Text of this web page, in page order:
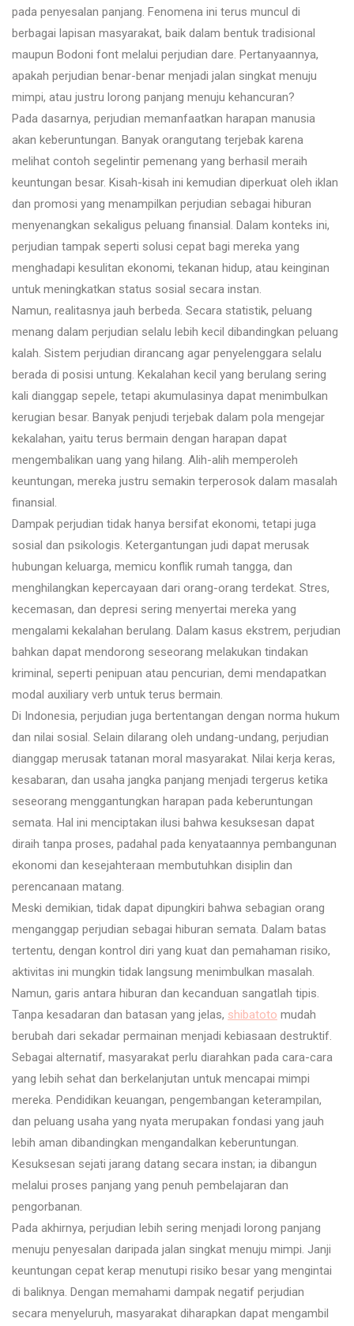
pada penyesalan panjang. Fenomena ini terus muncul di
berbagai lapisan masyarakat, baik dalam bentuk tradisional
maupun Bodoni font melalui perjudian dare. Pertanyaannya,
apakah perjudian benar-benar menjadi jalan singkat menuju
mimpi, atau justru lorong panjang menuju kehancuran?
Pada dasarnya, perjudian memanfaatkan harapan manusia
akan keberuntungan. Banyak orangutang terjebak karena
melihat contoh segelintir pemenang yang berhasil meraih
keuntungan besar. Kisah-kisah ini kemudian diperkuat oleh iklan
dan promosi yang menampilkan perjudian sebagai hiburan
menyenangkan sekaligus peluang finansial. Dalam konteks ini,
perjudian tampak seperti solusi cepat bagi mereka yang
menghadapi kesulitan ekonomi, tekanan hidup, atau keinginan
untuk meningkatkan status sosial secara instan.
Namun, realitasnya jauh berbeda. Secara statistik, peluang
menang dalam perjudian selalu lebih kecil dibandingkan peluang
kalah. Sistem perjudian dirancang agar penyelenggara selalu
berada di posisi untung. Kekalahan kecil yang berulang sering
kali dianggap sepele, tetapi akumulasinya dapat menimbulkan
kerugian besar. Banyak penjudi terjebak dalam pola mengejar
kekalahan, yaitu terus bermain dengan harapan dapat
mengembalikan uang yang hilang. Alih-alih memperoleh
keuntungan, mereka justru semakin terperosok dalam masalah
finansial.
Dampak perjudian tidak hanya bersifat ekonomi, tetapi juga
sosial dan psikologis. Ketergantungan judi dapat merusak
hubungan keluarga, memicu konflik rumah tangga, dan
menghilangkan kepercayaan dari orang-orang terdekat. Stres,
kecemasan, dan depresi sering menyertai mereka yang
mengalami kekalahan berulang. Dalam kasus ekstrem, perjudian
bahkan dapat mendorong seseorang melakukan tindakan
kriminal, seperti penipuan atau pencurian, demi mendapatkan
modal auxiliary verb untuk terus bermain.
Di Indonesia, perjudian juga bertentangan dengan norma hukum
dan nilai sosial. Selain dilarang oleh undang-undang, perjudian
dianggap merusak tatanan moral masyarakat. Nilai kerja keras,
kesabaran, dan usaha jangka panjang menjadi tergerus ketika
seseorang menggantungkan harapan pada keberuntungan
semata. Hal ini menciptakan ilusi bahwa kesuksesan dapat
diraih tanpa proses, padahal pada kenyataannya pembangunan
ekonomi dan kesejahteraan membutuhkan disiplin dan
perencanaan matang.
Meski demikian, tidak dapat dipungkiri bahwa sebagian orang
menganggap perjudian sebagai hiburan semata. Dalam batas
tertentu, dengan kontrol diri yang kuat dan pemahaman risiko,
aktivitas ini mungkin tidak langsung menimbulkan masalah.
Namun, garis antara hiburan dan kecanduan sangatlah tipis.
Tanpa kesadaran dan batasan yang jelas, shibatoto mudah
berubah dari sekadar permainan menjadi kebiasaan destruktif.
Sebagai alternatif, masyarakat perlu diarahkan pada cara-cara
yang lebih sehat dan berkelanjutan untuk mencapai mimpi
mereka. Pendidikan keuangan, pengembangan keterampilan,
dan peluang usaha yang nyata merupakan fondasi yang jauh
lebih aman dibandingkan mengandalkan keberuntungan.
Kesuksesan sejati jarang datang secara instan; ia dibangun
melalui proses panjang yang penuh pembelajaran dan
pengorbanan.
Pada akhirnya, perjudian lebih sering menjadi lorong panjang
menuju penyesalan daripada jalan singkat menuju mimpi. Janji
keuntungan cepat kerap menutupi risiko besar yang mengintai
di baliknya. Dengan memahami dampak negatif perjudian
secara menyeluruh, masyarakat diharapkan dapat mengambil